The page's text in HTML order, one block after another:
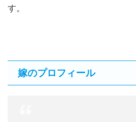
す。
嫁のプロフィール